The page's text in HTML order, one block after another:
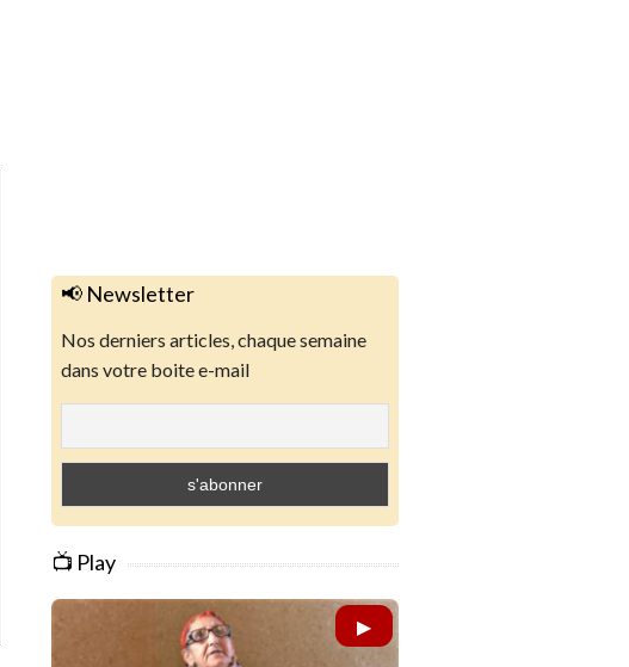
📢 Newsletter
Nos derniers articles, chaque semaine
dans votre boite e-mail
📺 Play